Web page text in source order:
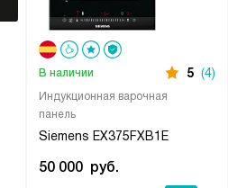
Индукционная варочная
панель
Siemens EX375FXB1E
В наличии 5 (4)
50 000 руб.